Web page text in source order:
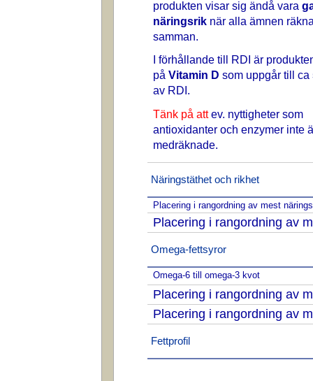
produkten visar sig ändå vara
näringsrik när alla ämnen
samman.
I förhållande till RDI är
på Vitamin D som uppgår till ca
av RDI.
Tänk på attev. nyttigheter som
antioxidanter och enzymer inte
medräknade.
Näringstäthet och rikhet
Placering i rangordning av mest
Placering i rangordning av
Omega-fettsyror
Omega-6 till omega-3 kvot
Placering i rangordning av
Placering i rangordning av
Fettprofil